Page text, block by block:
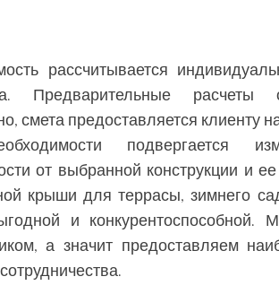
рассчитывается
Предварительные расчеты
смета предоставляется клиенту
подвергается
от выбранной конструкции и
крыши для террасы, зимнего
и
а значит предоставляем